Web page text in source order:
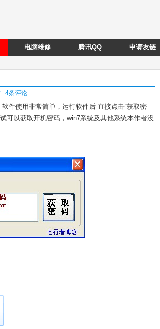
电脑维修 腾讯QQ 申请友链
4条评论
件使用非常简单，运行软件后 直接点击“获取密
可以获取开机密码，win7系统及其他系统本作者没